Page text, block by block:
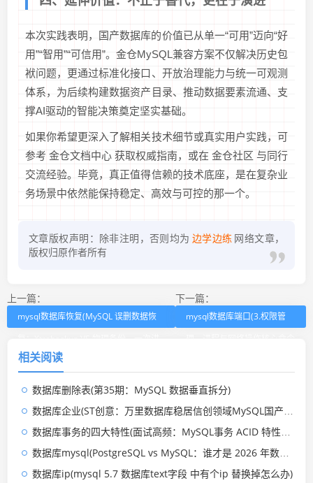
本次实践表明，国产数据库的价值已从单一“可用”迈向“好
用”“智用”“可信用”。金仓MySQL兼容方案不仅解决历史包
袱问题，更通过标准化接口、开放治理能力与统一可观测
体系，为后续构建数据资产目录、推动数据要素流通、支
撑AI驱动的智能决策奠定坚实基础。
如果你希望更深入了解相关技术细节或真实用户实践，可
参考 金仓文档中心 获取权威指南，或在 金仓社区 与同行
交流经验。毕竟，真正值得信赖的技术底座，是在复杂业
务场景中依然能保持稳定、高效与可控的那一个。
文章版权声明：除非注明，否则均为 边学边练 网络文章，
版权归原作者所有
上一篇：
mysql数据库恢复(MySQL 误删数据恢
明白)
下一篇：
mysql数据库端口(3.权限管
相关阅读
数据库删除表(第35期：MySQL 数据垂直拆分)
数据库企业(ST创意：万里数据库稳居信创领域MySQL国产替代第一品牌)
数据库事务的四大特性(面试高频：MySQL事务 ACID 特性是什么？一篇讲透)
数据库mysql(PostgreSQL vs MySQL：谁才是 2026 年数据库之王？)
数据库ip(mysql 5.7 数据库text字段 中有个ip 替换掉怎么办)